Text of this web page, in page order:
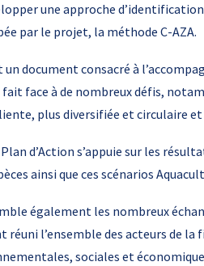
une approche
par le projet, la méthode C-AZA.
un document consacré à
fait face à de nombreux défis,
plus diversifiée et circulaire
d’Action s’appuie sur les
ainsi que ces scénarios
également les nombreux
réuni l’ensemble des acteurs de
sociales et